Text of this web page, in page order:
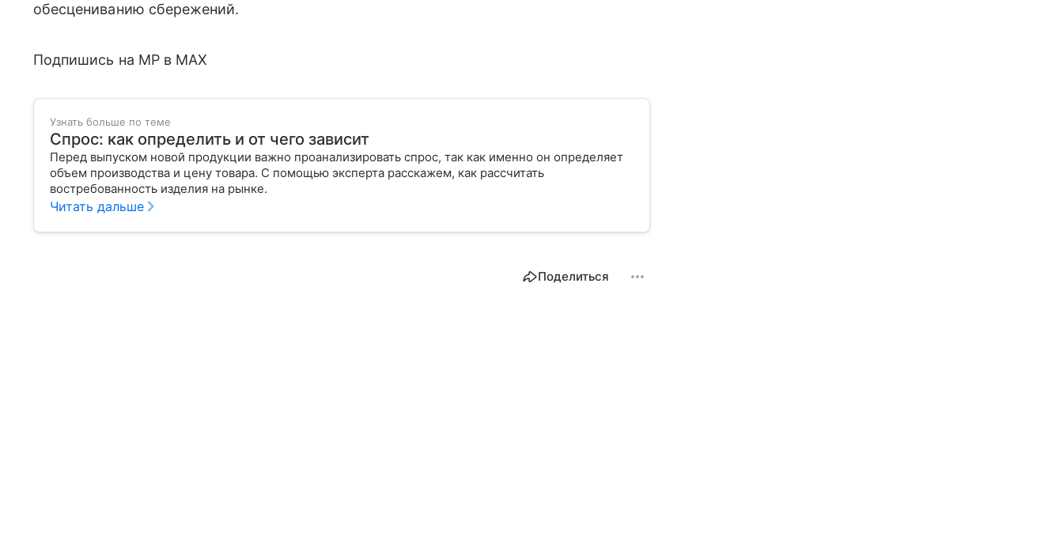
обесцениванию сбережений.
Подпишись на MP в MAX
Узнать больше по теме
Спрос: как определить и от чего зависит
Перед выпуском новой продукции важно проанализировать спрос, так как именно он определяет
объем производства и цену товара. С помощью эксперта расскажем, как рассчитать
востребованность изделия на рынке.
Читать дальше
Поделиться